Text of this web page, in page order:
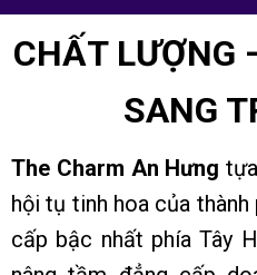
CHẤT LƯỢNG
SANG
The Charm An Hưng
hội tụ tinh hoa của
cấp bậc nhất phía Tây